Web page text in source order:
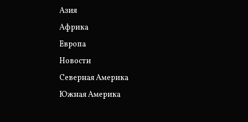
Азия
Африка
Европа
Новости
Северная Америка
Южная Америка